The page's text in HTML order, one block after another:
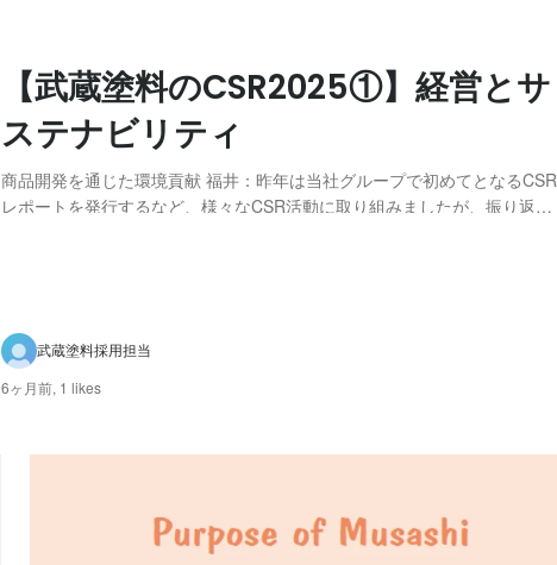
【武蔵塗料のCSR2025①】経営とサ
ステナビリティ
商品開発を通じた環境貢献 福井：昨年は当社グループで初めてとなるCSR
レポートを発行するなど、様々なCSR活動に取り組みましたが、振り返っ
武蔵塗料採用担当
6ヶ月前, 1 likes